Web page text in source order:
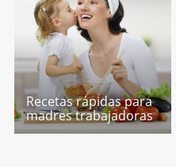
Recetas rápidas para
madres trabajadoras